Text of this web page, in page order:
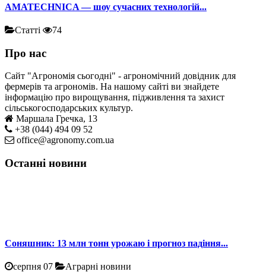
AMATECHNICA — шоу сучасних технологій...
Статті 74
Про нас
Сайт "Агрономія сьогодні" - агрономічний довідник для
фермерів та агрономів. На нашому сайті ви знайдете
інформацію про вирощування, підживлення та захист
сільськогосподарських культур.
Маршала Гречка, 13
+38 (044) 494 09 52
office@agronomy.com.ua
Останні новини
Соняшник: 13 млн тонн урожаю і прогноз падіння...
серпня 07 Аграрні новини